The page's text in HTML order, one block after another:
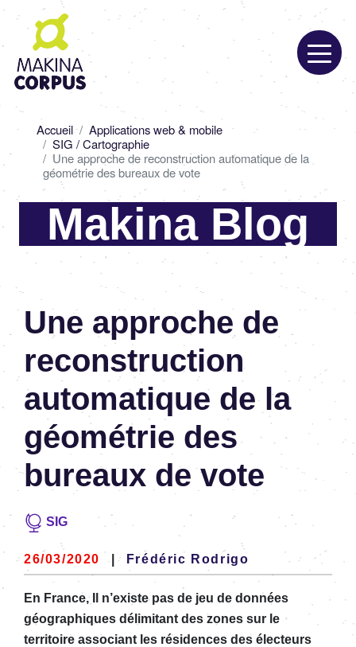
Aller
contenu
principal
d'Ariane
Accueil
Applications web & mobile
SIG / Cartographie
Une approche de reconstruction automatique de la
géométrie des bureaux de vote
Makina Blog
Une approche de
reconstruction
automatique de la
géométrie des
bureaux de vote
SIG
26/03/2020 | Frédéric Rodrigo
En France, Il n’existe pas de jeu de données
géographiques délimitant des zones sur le
territoire associant les résidences des électeurs